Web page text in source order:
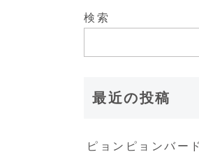
検索
最近の投稿
ピョンピョンバー